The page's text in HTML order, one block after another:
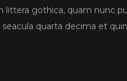
gothica, quam nunc
quarta decima et